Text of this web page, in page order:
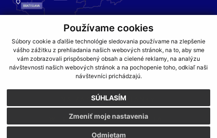
Používame cookies
Súbory cookie a ďalšie technológie sledovania používame na zlepšenie
vášho zážitku z prehliadania našich webových stránok, na to, aby sme
vám zobrazovali prispôsobený obsah a cielené reklamy, na analýzu
návštevnosti našich webových stránok a na pochopenie toho, odkiaľ naši
návštevníci prichádzajú.
SÚHLASÍM
Odmietam
Zmeniť moje nastavenia
Kúpele Pieniny – miesto, kde sa príroda stretáva s liečivou silou
vody a oddychom pre telo aj dušu.
GDPR COOKIES PARTNERI
JEDÁLNY LÍSTOK
CENNÍKY
NA ZAČIATOK STRÁNKY
WEBDESIGN WEBEX.DIGITAL